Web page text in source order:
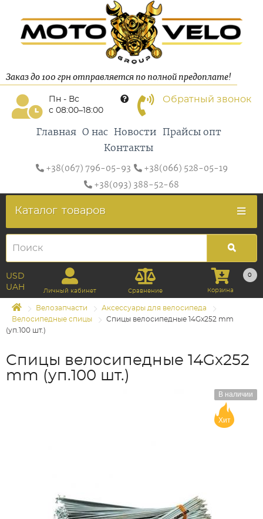
Заказ до 100 грн отправляется по полной предоплате!
Пн - Вс
с 08:00–18:00
Обратный звонок
Главная О нас Новости
Прайсы опт
Контакты
+38(067) 796-05-93
+38(066) 528-05-19
+38(093) 388-52-68
Каталог товаров
USD
UAH
Личный кабинет Сравнение
0
Корзина
Велозапчасти
Аксессуары для велосипеда
Велосипедные спицы
Спицы велосипедные 14Gx252 mm
(уп.100 шт.)
Спицы велосипедные 14Gx252
mm (уп.100 шт.)
В наличии
Хит